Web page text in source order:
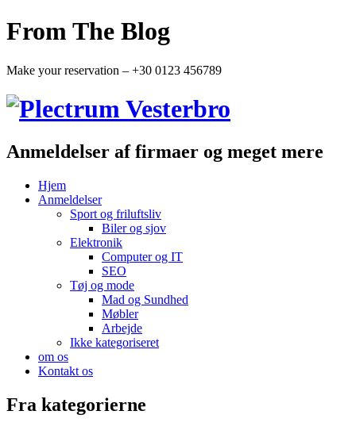
From The Blog
Make your reservation – +30 0123 456789
Anmeldelser af firmaer og meget mere
Hjem
Anmeldelser
Sport og friluftsliv
Biler og sjov
Elektronik
Computer og IT
SEO
Tøj og mode
Mad og Sundhed
Møbler
Arbejde
Ikke kategoriseret
om os
Kontakt os
Fra kategorierne